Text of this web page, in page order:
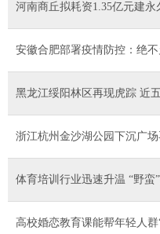
河南商丘拟耗资1.35亿元建
安徽合肥部署疫情防控：绝
黑龙江绥阳林区再现虎踪 近
浙江杭州金沙湖公园下沉广
体育培训行业迅速升温 “野蛮
高校婚恋教育课能帮年轻人群